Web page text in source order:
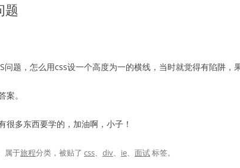
题
问题，怎么用css设一个高度为一的横线，当时就觉得有陷阱，
案。
很多东西要学的，加油啊，小子！
属于旅程分类，被贴了 css、 div、 ie、 面试标签。